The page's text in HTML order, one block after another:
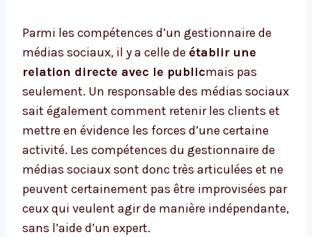
Parmi les compétences d’un gestionnaire de
médias sociaux, il y a celle de établir une
relation directe avec le publicmais pas
seulement. Un responsable des médias sociaux
sait également comment retenir les clients et
mettre en évidence les forces d’une certaine
activité. Les compétences du gestionnaire de
médias sociaux sont donc très articulées et ne
peuvent certainement pas être improvisées par
ceux qui veulent agir de manière indépendante,
sans l’aide d’un expert.